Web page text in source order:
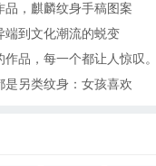
品，麒麟纹身手稿图案
端到文化潮流的蜕变
品，每一个都让人惊叹。
是另类纹身：女孩喜欢